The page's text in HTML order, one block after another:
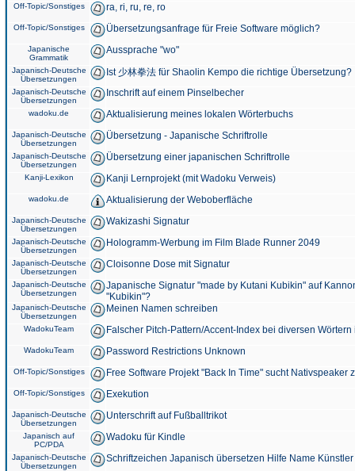
Off-Topic/Sonstiges ra, ri, ru, re, ro
Off-Topic/Sonstiges Übersetzungsanfrage für Freie Software möglich?
Japanische
Grammatik
Aussprache "wo"
Japanisch-Deutsche
Übersetzungen
Ist 少林拳法 für Shaolin Kempo die richtige Übersetzung?
Japanisch-Deutsche
Übersetzungen
Inschrift auf einem Pinselbecher
wadoku.de Aktualisierung meines lokalen Wörterbuchs
Japanisch-Deutsche
Übersetzungen
Übersetzung - Japanische Schriftrolle
Japanisch-Deutsche
Übersetzungen
Übersetzung einer japanischen Schriftrolle
Kanji-Lexikon Kanji Lernprojekt (mit Wadoku Verweis)
wadoku.de Aktualisierung der Weboberfläche
Japanisch-Deutsche
Übersetzungen
Wakizashi Signatur
Japanisch-Deutsche
Übersetzungen
Hologramm-Werbung im Film Blade Runner 2049
Japanisch-Deutsche
Übersetzungen
Cloisonne Dose mit Signatur
Japanisch-Deutsche
Übersetzungen
Japanische Signatur "made by Kutani Kubikin" auf
"Kubikin"?
Japanisch-Deutsche
Übersetzungen
Meinen Namen schreiben
WadokuTeam Falscher Pitch-Pattern/Accent-Index bei diversen
WadokuTeam Password Restrictions Unknown
Off-Topic/Sonstiges Free Software Projekt "Back In Time" sucht Nativspeaker
Off-Topic/Sonstiges Exekution
Japanisch-Deutsche
Übersetzungen
Unterschrift auf Fußballtrikot
Japanisch auf
PC/PDA
Wadoku für Kindle
Japanisch-Deutsche
Übersetzungen
Schriftzeichen Japanisch übersetzen Hilfe Name